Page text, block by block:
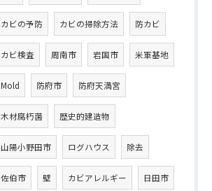
カビの予防 カビの掃除方法 防カビ
カビ検査 周南市 岩国市 米軍基地
Mold 防府市 防府天満宮
木材腐朽菌 歴史的建造物
山陽小野田市 ログハウス 除去
佐伯市 壁 カビアレルギー 日田市